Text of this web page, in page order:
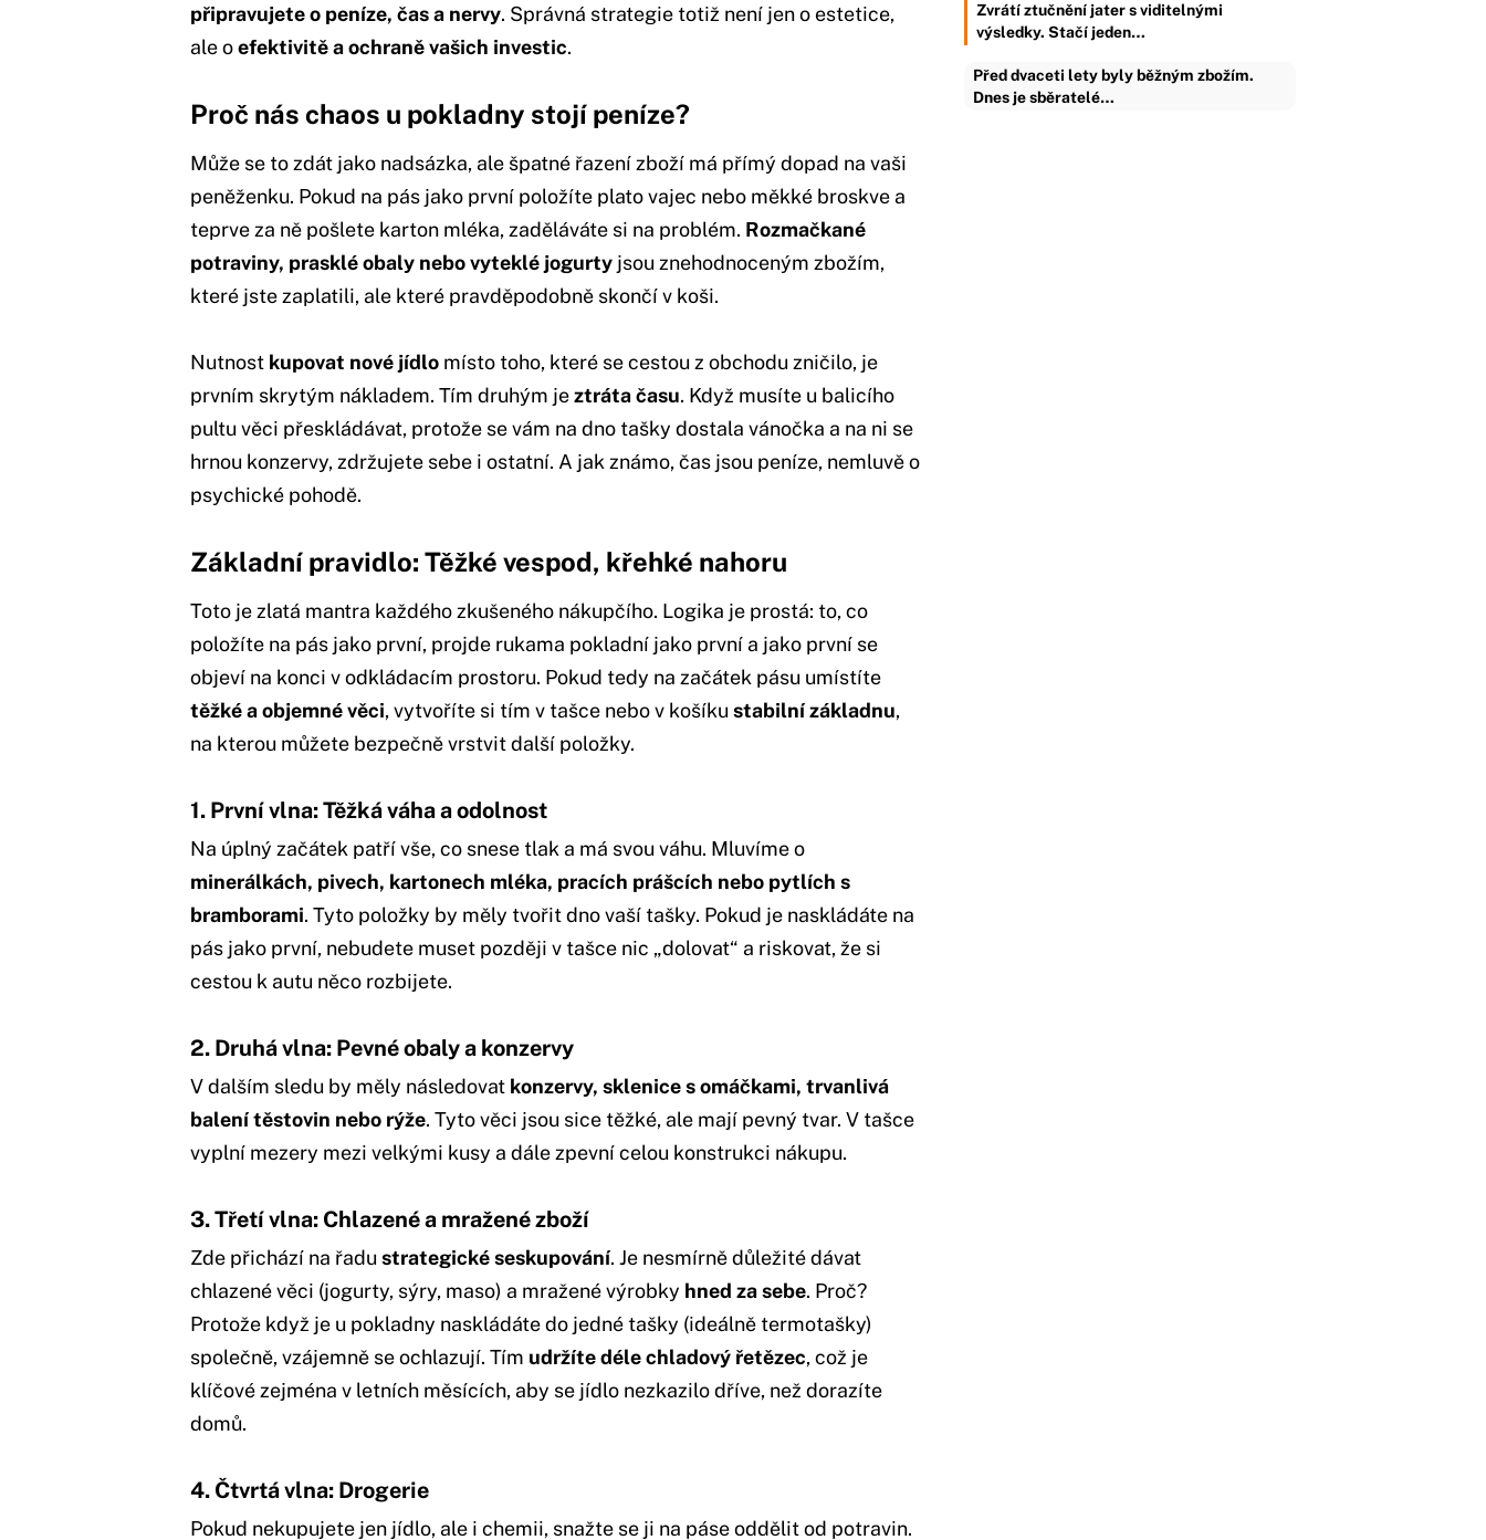
připravujete o peníze, čas a nervy. Správná strategie totiž není jen o estetice,
ale oefektivitě a ochraně vašich investic.
Proč nás chaos u pokladny stojí peníze?
Může se to zdát jako nadsázka, ale špatné řazení zboží má přímý dopad na vaši
peněženku. Pokud na pás jako první položíte plato vajec nebo měkké broskve a
teprve za ně pošlete karton mléka, zaděláváte si na problém. Rozmačkané
potraviny, prasklé obaly nebo vyteklé jogurty jsou znehodnoceným zbožím,
které jste zaplatili, ale které pravděpodobně skončí v koši.
Nutnost kupovat nové jídlo místo toho, které se cestou z obchodu zničilo, je
prvním skrytým nákladem. Tím druhým jeztráta času. Když musíte u balicího
pultu věci přeskládávat, protože se vám na dno tašky dostala vánočka a na ni se
hrnou konzervy, zdržujete sebe i ostatní. A jak známo, čas jsou peníze, nemluvě o
psychické pohodě.
Základní pravidlo: Těžké vespod, křehké nahoru
Toto je zlatá mantra každého zkušeného nákupčího. Logika je prostá: to, co
položíte na pás jako první, projde rukama pokladní jako první a jako první se
objeví na konci v odkládacím prostoru. Pokud tedy na začátek pásu umístíte
těžké a objemné věci, vytvoříte si tím v tašce nebo v košíku stabilní základnu,
na kterou můžete bezpečně vrstvit další položky.
1. První vlna: Těžká váha a odolnost
Na úplný začátek patří vše, co snese tlak a má svou váhu. Mluvíme o
minerálkách, pivech, kartonech mléka, pracích prášcích nebo pytlích s
bramborami. Tyto položky by měly tvořit dno vaší tašky. Pokud je naskládáte na
pás jako první, nebudete muset později v tašce nic „dolovat“ a riskovat, že si
cestou k autu něco rozbijete.
2. Druhá vlna: Pevné obaly a konzervy
V dalším sledu by měly následovat konzervy, sklenice s omáčkami, trvanlivá
balení těstovin nebo rýže. Tyto věci jsou sice těžké, ale mají pevný tvar. V tašce
vyplní mezery mezi velkými kusy a dále zpevní celou konstrukci nákupu.
3. Třetí vlna: Chlazené a mražené zboží
Zde přichází na řadu strategické seskupování. Je nesmírně důležité dávat
chlazené věci (jogurty, sýry, maso) a mražené výrobky hned za sebe. Proč?
Protože když je u pokladny naskládáte do jedné tašky (ideálně termotašky)
společně, vzájemně se ochlazují. Tím udržíte déle chladový řetězec, což je
klíčové zejména v letních měsících, aby se jídlo nezkazilo dříve, než dorazíte
domů.
4. Čtvrtá vlna: Drogerie
Pokud nekupujete jen jídlo, ale i chemii, snažte se ji na páse oddělit od potravin.
Zvrátí ztučnění jater s viditelnými
výsledky. Stačí jeden…
Před dvaceti lety byly běžným zbožím.
Dnes je sběratelé…